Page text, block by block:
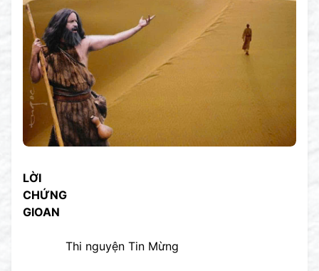
LỜI
CHỨNG
GIOAN
Thi nguyện Tin Mừng